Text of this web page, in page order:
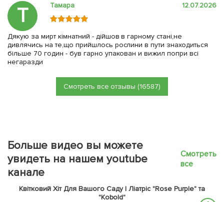
Т Тамара 12.07.2026
Дякую за мирт кімнатний - дійшов в гарному стані,не
дивлячись на те,що прийшлось рослини в пути знаходиться
більше 70 годин - був гарно упакован и вижил попри всі
негаразди
Смотреть все отзывы (16587)
Больше видео вы можете
увидеть на нашем youtube
канале
Смотреть
все
Квітковий Хіт Для Вашого Саду | Ліатріс "Rose Purple" та
"Kobold"